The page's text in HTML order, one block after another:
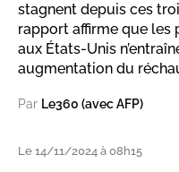
stagnent depuis ces
rapport affirme que les
aux États-Unis
augmentation du
Par Le360 (avec AFP)
Le 14/11/2024 à 08h15